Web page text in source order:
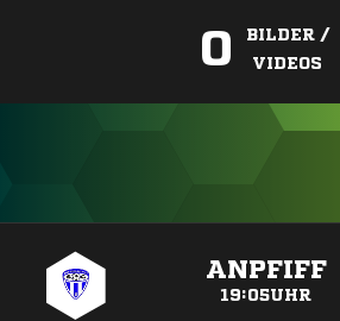
0
BILDER /
VIDEOS
ANPFIFF
19:05UHR